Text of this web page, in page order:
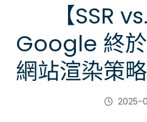
【SSR
Google 終於
網站渲染策
2025-